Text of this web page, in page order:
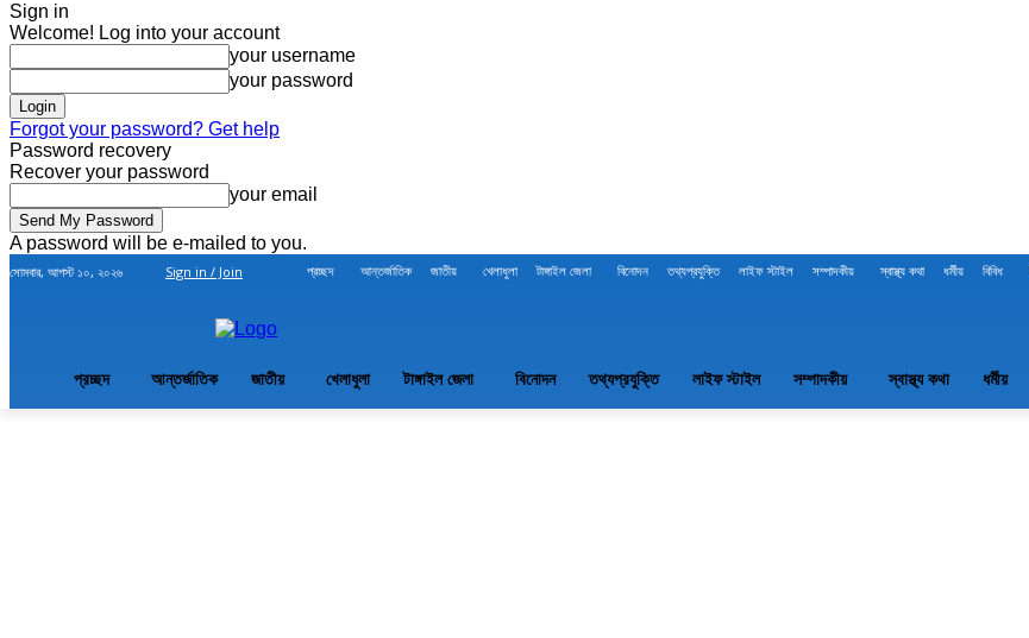
Sign in
Welcome! Log into your account
your username
your password
Forgot your password? Get help
Password recovery
Recover your password
your email
A password will be e-mailed to you.
সোমবার, আগস্ট ১০, ২০২৬ Sign in / Join প্রচ্ছদ আন্তর্জাতিক জাতীয় খেলাধুলা টাঙ্গাইল জেলা বিনোদন তথ্যপ্রযুক্তি লাইফ স্টাইল সম্পাদকীয় স্বাস্থ্য কথা ধর্মীয় বিবিধ
প্রচ্ছদ আন্তর্জাতিক জাতীয় খেলাধুলা টাঙ্গাইল জেলা বিনোদন তথ্যপ্রযুক্তি লাইফ স্টাইল সম্পাদকীয় স্বাস্থ্য কথা ধর্মীয়